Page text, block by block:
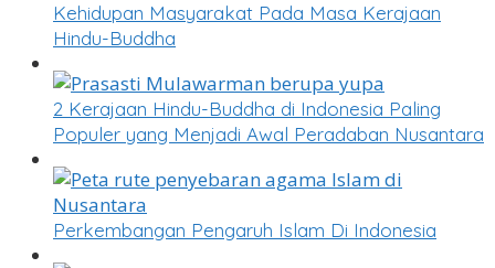
Kehidupan Masyarakat Pada Masa Kerajaan
Hindu-Buddha
2 Kerajaan Hindu-Buddha di Indonesia Paling
Populer yang Menjadi Awal Peradaban Nusantara
Perkembangan Pengaruh Islam Di Indonesia